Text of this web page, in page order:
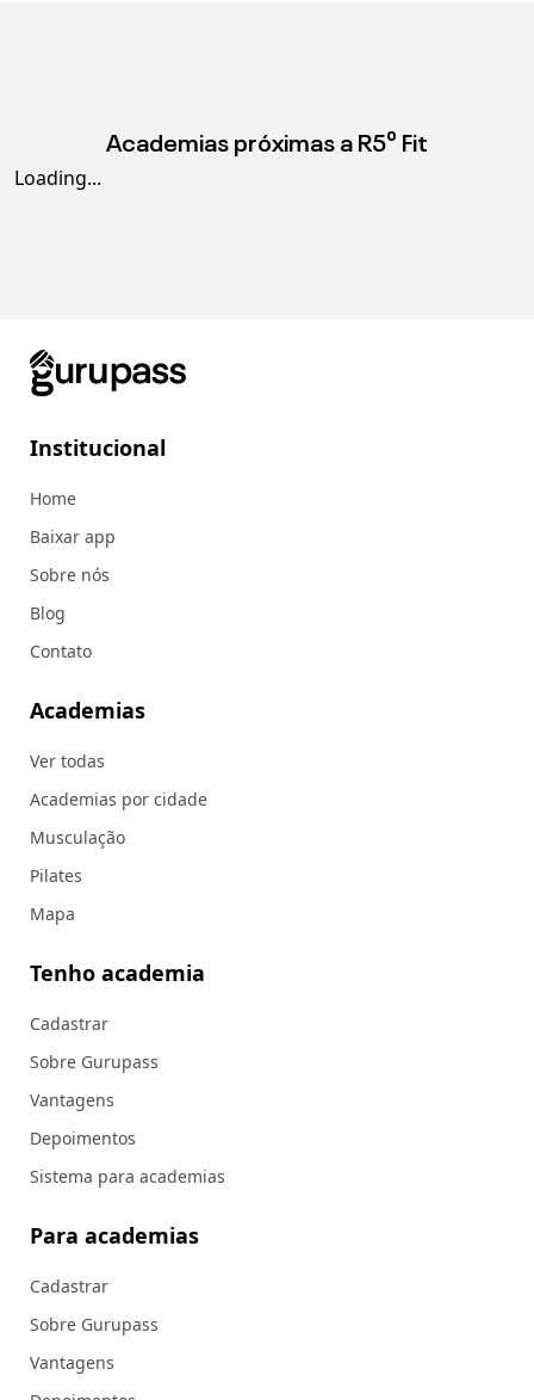
Academias próximas a R5⁰ Fit
Loading...
Institucional
Home
Baixar app
Sobre nós
Blog
Contato
Academias
Ver todas
Academias por cidade
Musculação
Pilates
Mapa
Tenho academia
Cadastrar
Sobre Gurupass
Vantagens
Depoimentos
Sistema para academias
Para academias
Cadastrar
Sobre Gurupass
Vantagens